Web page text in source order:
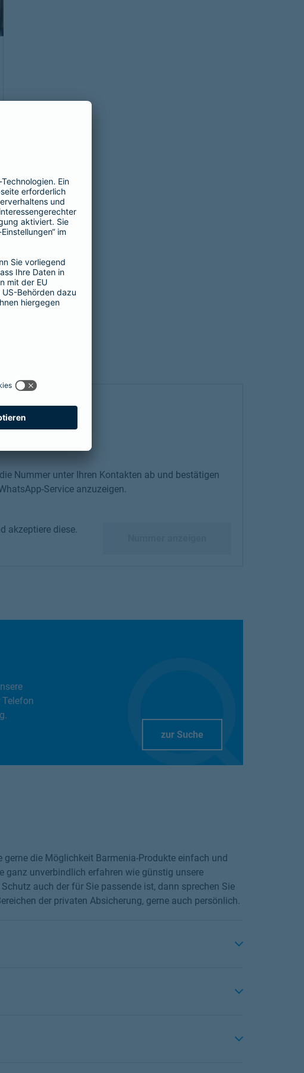
Nummer unter Ihren Kontakten ab und bestätigen
Service anzuzeigen.
diese.
akzeptiere diese.
Telefon
zur Suche
die Möglichkeit Barmenia-Produkte einfach und
ganz unverbindlich erfahren wie günstig unsere
auch der für Sie passende ist, dann sprechen Sie
der privaten Absicherung, gerne auch persönlich.